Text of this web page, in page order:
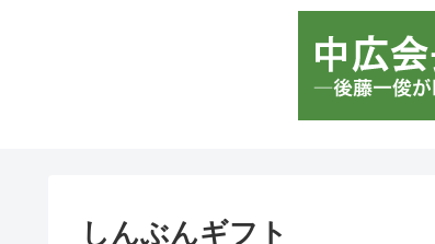
しんぶんギフト